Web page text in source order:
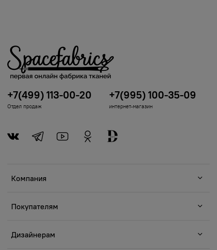
Компания
Покупателям
Дизайнерам
+7(499) 113-00-20
Отдел продаж
+7(995) 100-35-09
интернет-магазин